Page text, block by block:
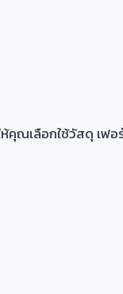
ณเลือกใช้วัสดุ เฟอ